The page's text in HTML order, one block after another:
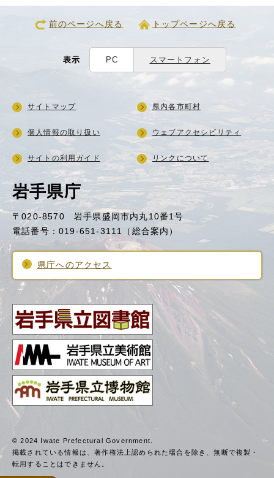
前のページへ戻る トップページへ戻る
表示 PC スマートフォン
岩手県庁
〒020-8570 岩手県盛岡市内丸10番1号
電話番号：019-651-3111（総合案内）
県庁へのアクセス
サイトマップ 県内各市町村
個人情報の取り扱い ウェブアクセシビリティ
サイトの利用ガイド リンクについて
© 2024 Iwate Prefectural Government.
掲載されている情報は、著作権法上認められた場合を除き、無断で複製・
転用することはできません。